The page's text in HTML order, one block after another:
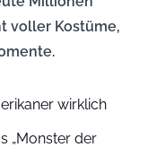
voller Kostüme,
wirklich
„Monster der